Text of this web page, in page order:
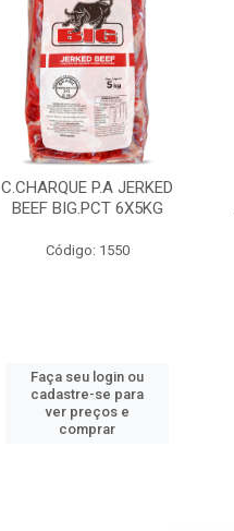
C.CHARQUE P.A JERKED
BEEF BIG.PCT 6X5KG
Código: 1550
Faça seu login ou
cadastre-se para
ver preços e
comprar